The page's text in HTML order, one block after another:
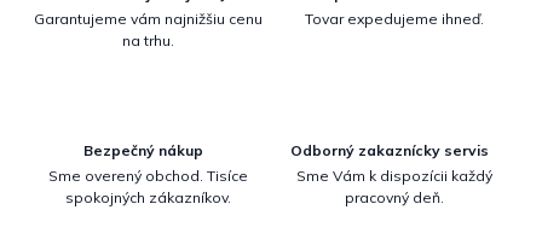
Garantujeme vám najnižšiu cenu
na trhu.
Tovar expedujeme ihneď.
Bezpečný nákup
Sme overený obchod. Tisíce
spokojných zákazníkov.
Odborný zakaznícky servis
Sme Vám k dispozícii každý
pracovný deň.